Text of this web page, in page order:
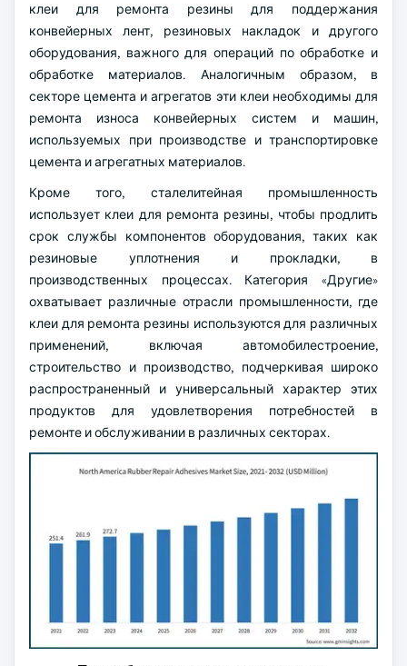
клеи для ремонта резины для поддержания
конвейерных лент, резиновых накладок и другого
оборудования, важного для операций по обработке и
обработке материалов. Аналогичным образом, в
секторе цемента и агрегатов эти клеи необходимы для
ремонта износа конвейерных систем и машин,
используемых при производстве и транспортировке
цемента и агрегатных материалов.
Кроме того, сталелитейная промышленность
использует клеи для ремонта резины, чтобы продлить
срок службы компонентов оборудования, таких как
резиновые уплотнения и прокладки, в
производственных процессах. Категория «Другие»
охватывает различные отрасли промышленности, где
клеи для ремонта резины используются для различных
применений, включая автомобилестроение,
строительство и производство, подчеркивая широко
распространенный и универсальный характер этих
продуктов для удовлетворения потребностей в
ремонте и обслуживании в различных секторах.